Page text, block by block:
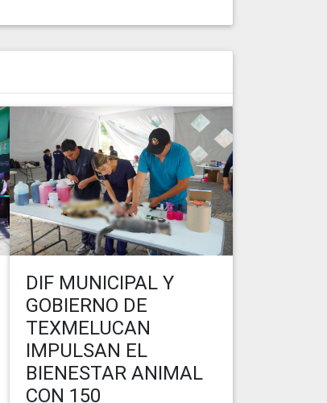
DIF MUNICIPAL Y
GOBIERNO DE
TEXMELUCAN
IMPULSAN EL
BIENESTAR ANIMAL
CON 150